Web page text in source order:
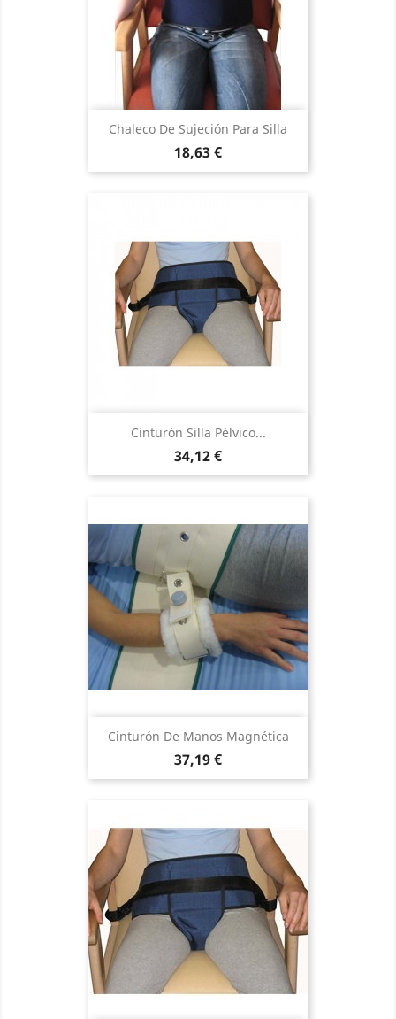
Chaleco De Sujeción Para Silla
Precio
18,63 €
Cinturón Silla Pélvico...
Precio
34,12 €
Cinturón De Manos Magnética
Precio
37,19 €